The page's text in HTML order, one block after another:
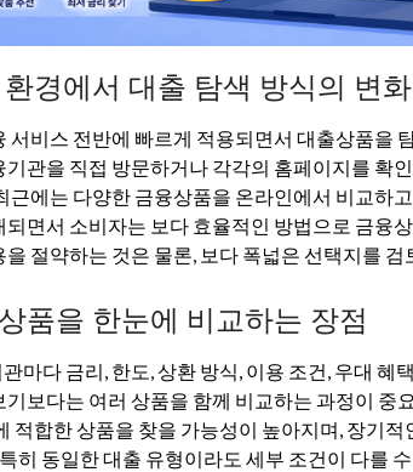
경에서 대출 탐색 방식의 변화
서비스 전반에 빠르게 적용되면서 대출상품을
기관을 직접 방문하거나 각각의 홈페이지를 확
근에는 다양한 금융상품을 온라인에서 비교하
되면서 소비자는 보다 효율적인 방법으로 금융
절약하는 것은 물론, 보다 폭넓은 선택지를 검
품을 한눈에 비교하는 장점
마다 금리, 한도, 상환 방식, 이용 조건, 우대 혜
보다는 여러 상품을 함께 비교하는 과정이 중
적합한 상품을 찾을 가능성이 높아지며, 장기
히 동일한 대출 유형이라도 세부 조건이 다를